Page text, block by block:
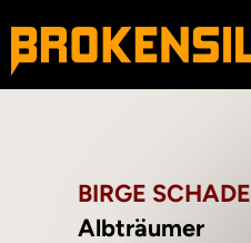
BIRGE SCHADE
Albträumer